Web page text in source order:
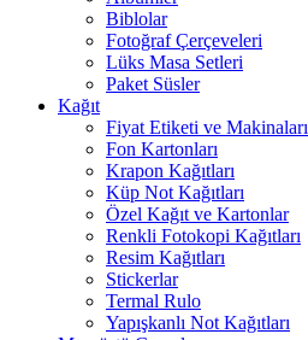
Biblolar
Fotoğraf Çerçeveleri
Lüks Masa Setleri
Paket Süsler
Kağıt
Fiyat Etiketi ve Makinaları
Fon Kartonları
Krapon Kağıtları
Küp Not Kağıtları
Özel Kağıt ve Kartonlar
Renkli Fotokopi Kağıtları
Resim Kağıtları
Stickerlar
Termal Rulo
Yapışkanlı Not Kağıtları